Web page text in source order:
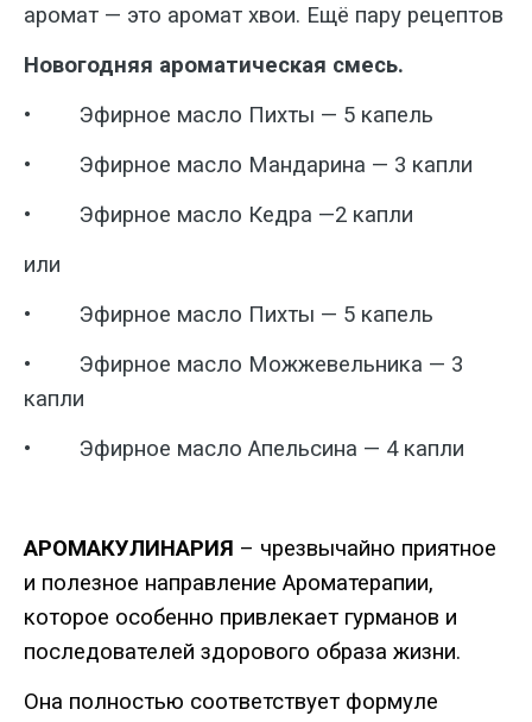
аромат — это аромат хвои. Ещё пару рецептов
Новогодняя ароматическая смесь.
•
Эфирное масло Пихты — 5 капель
•
Эфирное масло Мандарина — 3 капли
•
Эфирное масло Кедра —2 капли
или
•
Эфирное масло Пихты — 5 капель
•
Эфирное масло Можжевельника — 3
капли
•
Эфирное масло Апельсина — 4 капли
АРОМАКУЛИНАРИЯ – чрезвычайно приятное
и полезное направление Ароматерапии,
которое особенно привлекает гурманов и
последователей здорового образа жизни.
Она полностью соответствует формуле